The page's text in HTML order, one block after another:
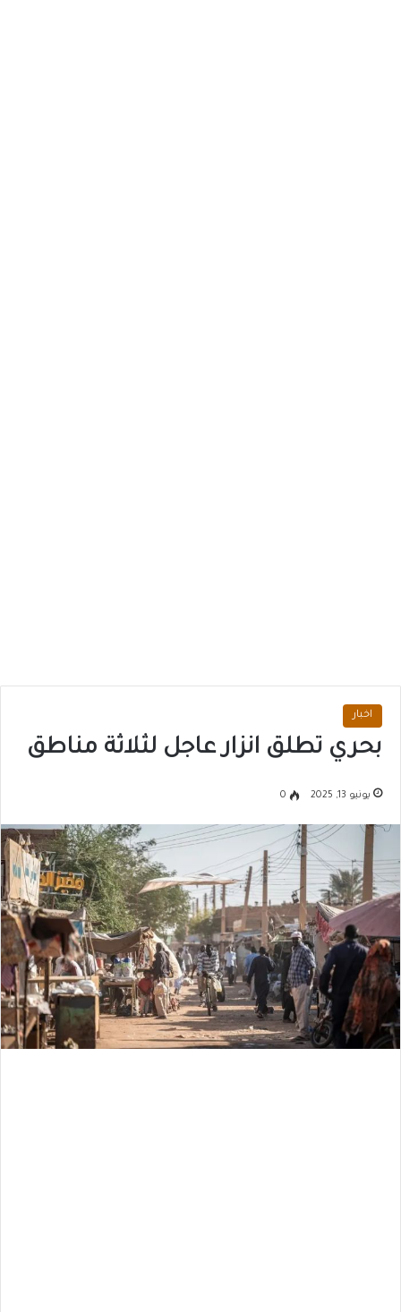
اخبار
بحري تطلق انزار عاجل لثلاثة مناطق
يونيو 13, 2025 0